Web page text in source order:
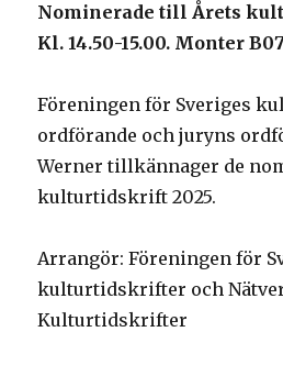
Nominerade till Årets
Kl. 14.50-15.00. Monter
Föreningen för Sveriges
ordförande och juryns
Werner tillkännager de
kulturtidskrift 2025.
Arrangör: Föreningen för
kulturtidskrifter och
Kulturtidskrifter